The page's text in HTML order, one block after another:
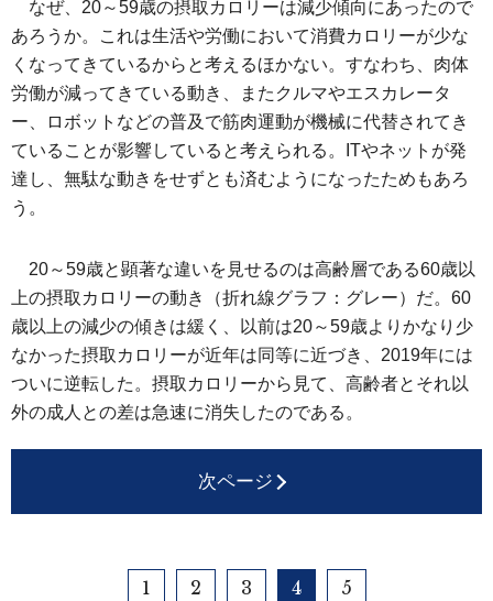
なぜ、20～59歳の摂取カロリーは減少傾向にあったので
あろうか。これは生活や労働において消費カロリーが少な
くなってきているからと考えるほかない。すなわち、肉体
労働が減ってきている動き、またクルマやエスカレータ
ー、ロボットなどの普及で筋肉運動が機械に代替されてき
ていることが影響していると考えられる。ITやネットが発
達し、無駄な動きをせずとも済むようになったためもあろ
う。
20～59歳と顕著な違いを見せるのは高齢層である60歳以
上の摂取カロリーの動き（折れ線グラフ：グレー）だ。60
歳以上の減少の傾きは緩く、以前は20～59歳よりかなり少
なかった摂取カロリーが近年は同等に近づき、2019年には
ついに逆転した。摂取カロリーから見て、高齢者とそれ以
外の成人との差は急速に消失したのである。
次ページ
1 2 3 4 5